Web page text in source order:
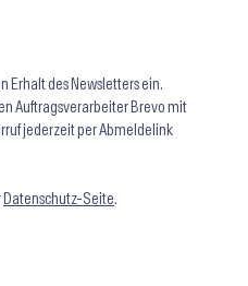
Erhalt des Newsletters ein.
Auftragsverarbeiter Brevo mit
jederzeit per Abmeldelink
Datenschutz-Seite.